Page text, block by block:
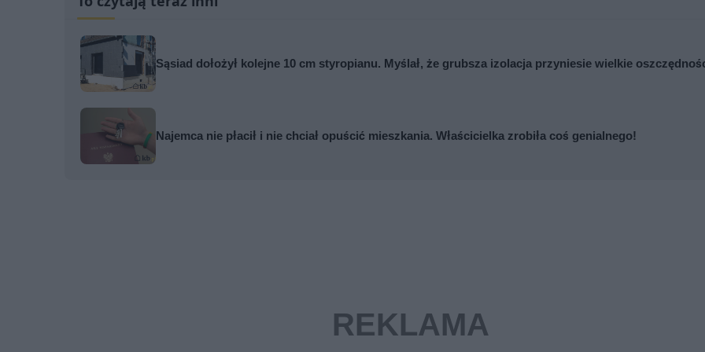
Sąsiad dołożył kolejne 10 cm styropianu. Myślał, że grubsza izolacja przyniesie wielkie
Najemca nie płacił i nie chciał opuścić mieszkania. Właścicielka zrobiła coś genialnego!